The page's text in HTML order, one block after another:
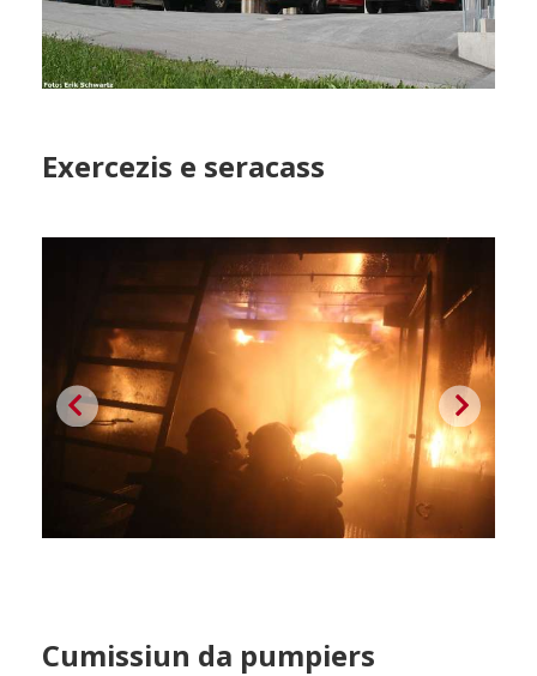
Exercezis e seracass
Cumissiun da pumpiers